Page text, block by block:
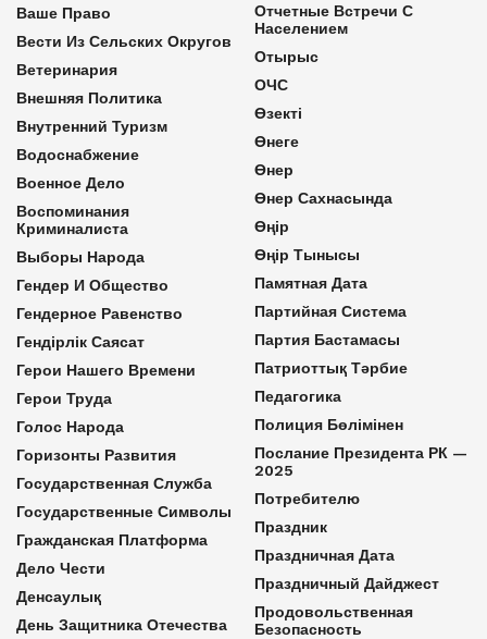
Ваше Право
Вести Из Сельских Округов
Ветеринария
Внешняя Политика
Внутренний Туризм
Водоснабжение
Военное Дело
Воспоминания
Криминалиста
Выборы Народа
Гендер И Общество
Гендерное Равенство
Гендірлік Саясат
Герои Нашего Времени
Герои Труда
Голос Народа
Горизонты Развития
Государственная Служба
Государственные Символы
Гражданская Платформа
Дело Чести
Денсаулық
День Защитника Отечества
Отчетные Встречи С
Населением
Отырыс
ОЧС
Өзекті
Өнеге
Өнер
Өнер Сахнасында
Өңір
Өңір Тынысы
Памятная Дата
Партийная Система
Партия Бастамасы
Патриоттық Тәрбие
Педагогика
Полиция Бөлімінен
Послание Президента РК —
2025
Потребителю
Праздник
Праздничная Дата
Праздничный Дайджест
Продовольственная
Безопасность